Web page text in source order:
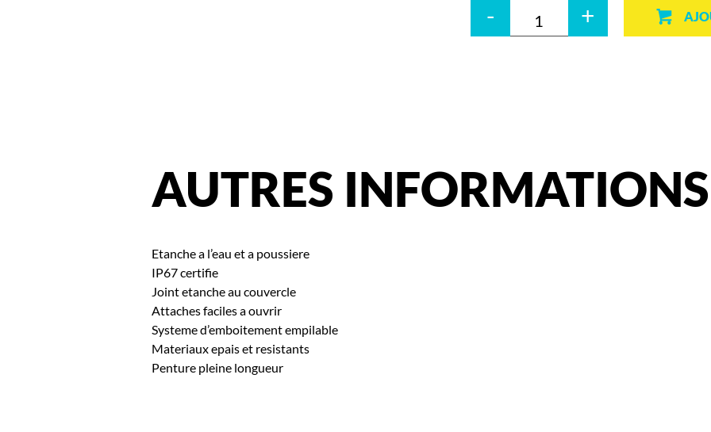
- +
AUTRES INFORMATIONS
Etanche a l’eau et a poussiere
IP67 certifie
Joint etanche au couvercle
Attaches faciles a ouvrir
Systeme d’emboitement empilable
Materiaux epais et resistants
Penture pleine longueur